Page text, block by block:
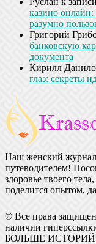
казино
разумно
Григорий
банковскую
документа
Кирилл
глаз: секреты
Наш женский журнал
путеводителем!
здоровье твоего
поделится опытом,
© Все права
наличии
БОЛЬШЕ ИСТОРИЙ